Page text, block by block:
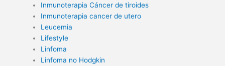
Inmunoterapia Cáncer de tiroides
Inmunoterapia cancer de utero
Leucemia
Lifestyle
Linfoma
Linfoma no Hodgkin